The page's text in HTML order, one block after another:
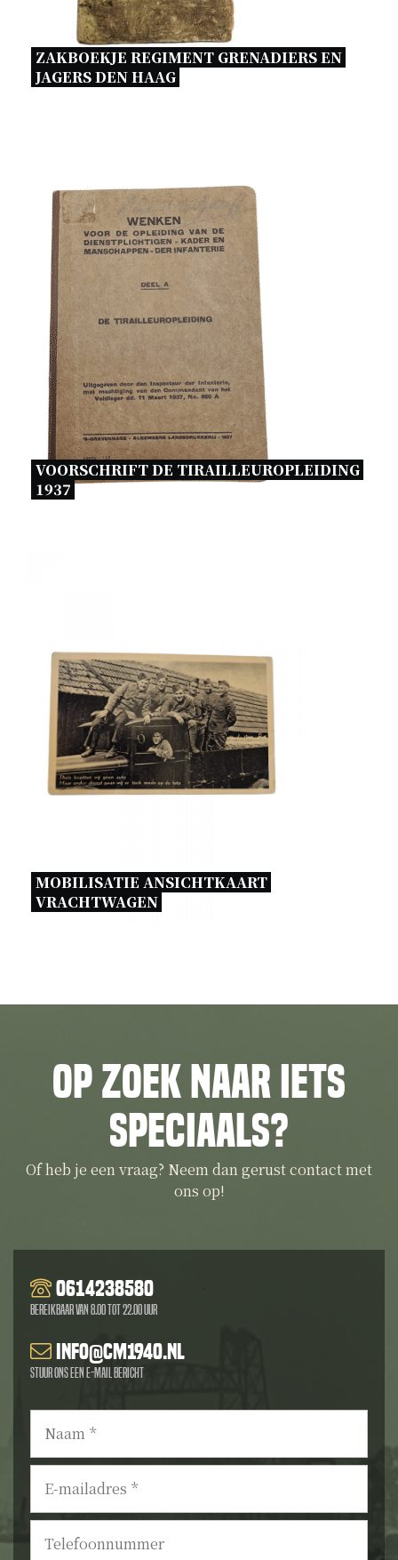
ZAKBOEKJE REGIMENT GRENADIERS EN
JAGERS DEN HAAG
VOORSCHRIFT DE TIRAILLEUROPLEIDING
1937
MOBILISATIE ANSICHTKAART
VRACHTWAGEN
Op zoek naar iets
speciaals?
Of heb je een vraag? Neem dan gerust contact met
ons op!
0614238580
Bereikbaar van 8.00 tot 22.00 uur
info@cm1940.nl
Stuur ons een e-mail bericht
Naam *
E-
mailadres *
Telefoonnummer